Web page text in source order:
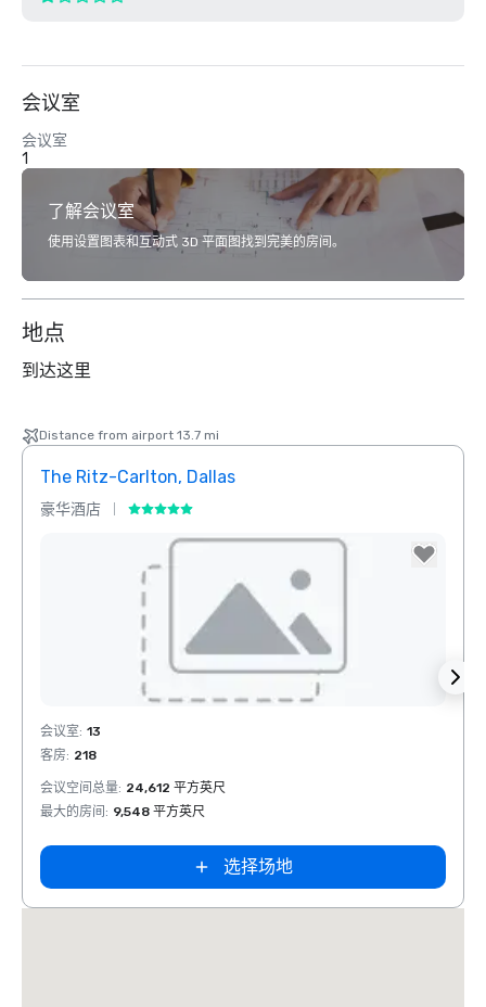
会议室
会议室
1
了解会议室
使用设置图表和互动式 3D 平面图找到完美的房间。
地点
到达这里
Distance from airport 13.7 mi
The Ritz-Carlton, Dallas
豪华酒店
Removed from favorites
会议室: 13
客房: 218
会议空间总量: 24,612 平方英尺
最大的房间 : 9,548 平方英尺
选择场地